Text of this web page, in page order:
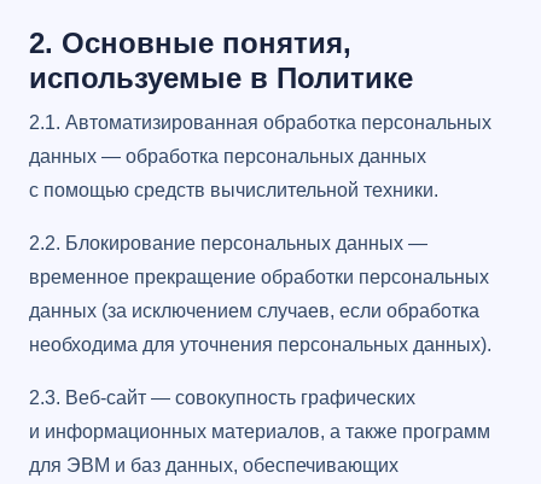
2. Основные понятия,
используемые в Политике
2.1. Автоматизированная обработка персональных
данных — обработка персональных данных
с помощью средств вычислительной техники.
2.2. Блокирование персональных данных —
временное прекращение обработки персональных
данных (за исключением случаев, если обработка
необходима для уточнения персональных данных).
2.3. Веб-сайт — совокупность графических
и информационных материалов, а также программ
для ЭВМ и баз данных, обеспечивающих